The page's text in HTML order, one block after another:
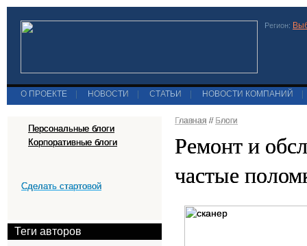
Регион:
О ПРОЕКТЕ НОВОСТИ СТАТЬИ НОВОСТИ КОМПАНИЙ
Персональные блоги
Корпоративные блоги
Сделать стартовой
Теги авторов
Главная // Блоги
Ремонт и
частые